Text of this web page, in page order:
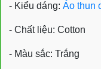
- Kiểu dáng: Áo thun
- Chất liệu: Cotton
- Màu sắc: Trắng